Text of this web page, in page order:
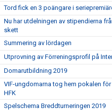
Tord fick en 3 poängare i
Nu har utdelningen av stipendierna
skett
Summering av lördagen
Utprovning av Förreningsprofil på
Domarutbildning 2019
VIF-ungdomarna tog hem pokalen
HFK
Spelschema Breddturneringen 2019